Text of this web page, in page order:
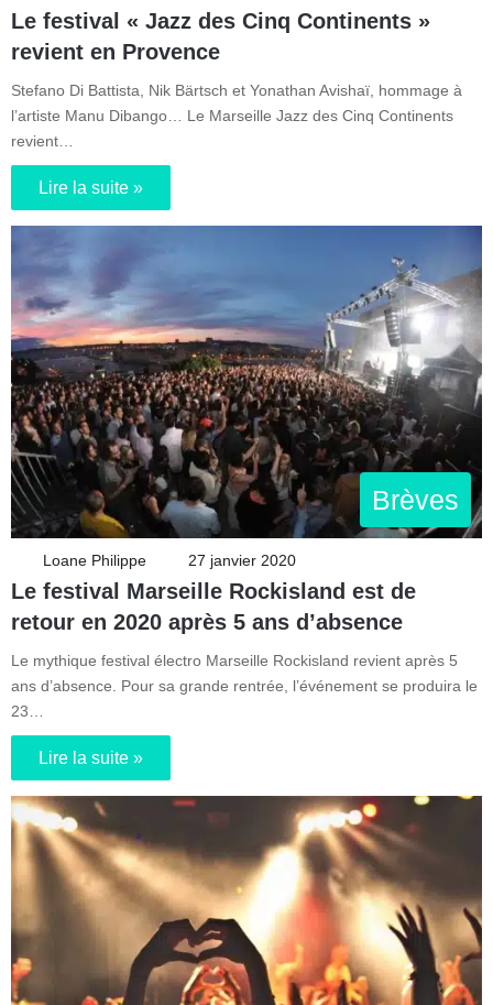
Le festival « Jazz des Cinq Continents »
revient en Provence
Stefano Di Battista, Nik Bärtsch et Yonathan Avishaï, hommage à
l’artiste Manu Dibango… Le Marseille Jazz des Cinq Continents
revient…
Lire la suite »
Brèves
Loane Philippe 27 janvier 2020
Le festival Marseille Rockisland est de
retour en 2020 après 5 ans d’absence
Le mythique festival électro Marseille Rockisland revient après 5
ans d’absence. Pour sa grande rentrée, l’événement se produira le
23…
Lire la suite »